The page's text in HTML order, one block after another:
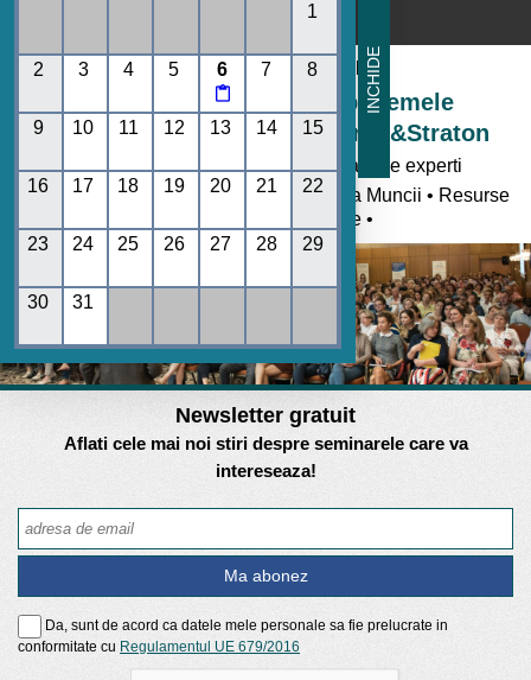
Consultanta de la specialisti
Seminare si Conferinte pe temele
momentului oferite de Rentrop&Straton
- Toate noutatile legislative explicate de experti
• Codul Fiscal • Contabilitate • Legislatia Muncii • Resurse
Umane • REGES online •
Newsletter gratuit
Aflati cele mai noi stiri despre seminarele care va
intereseaza!
Da, sunt de acord ca datele mele personale sa fie prelucrate in
conformitate cu Regulamentul UE 679/2016
1
2 3 4 5 6

7 8
9 10 11 12 13 14 15
16 17 18 19 20 21 22
23 24 25 26 27 28 29
30 31
INCHIDE